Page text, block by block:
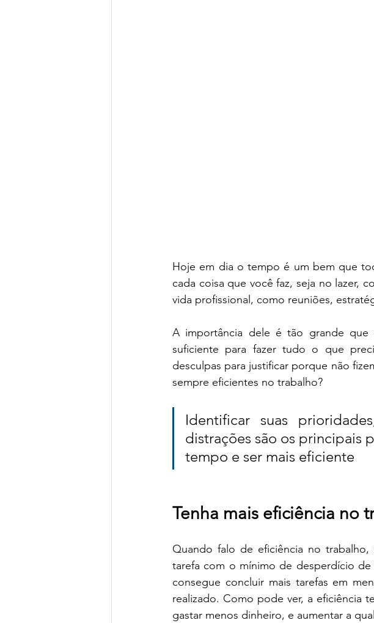
Hoje em dia o tempo é um bem que
cada coisa que você faz, seja no lazer,
vida profissional, como reuniões,
A importância dele é tão grande que
suficiente para fazer tudo o que
desculpas para justificar porque não
sempre eficientes no trabalho?
Identificar suas
distrações são os principais
tempo e ser mais eficiente
Tenha mais eficiência no
Quando falo de eficiência no
tarefa com o mínimo de desperdício
consegue concluir mais tarefas em
realizado. Como pode ver, a eficiência
gastar menos dinheiro, e aumentar a